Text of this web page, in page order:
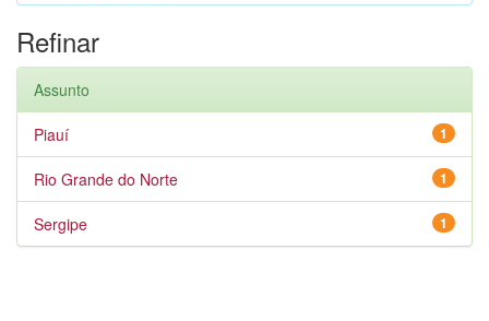
Refinar
Assunto
1
Piauí
1
Rio Grande do Norte
1
Sergipe